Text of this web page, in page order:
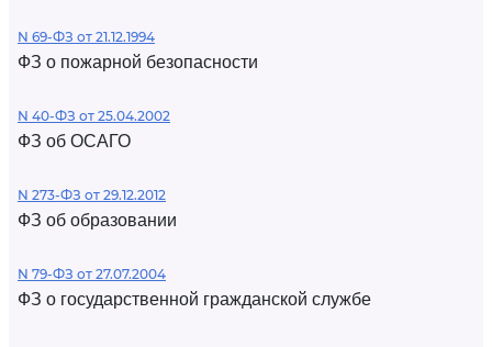
N 69-ФЗ от 21.12.1994
ФЗ о пожарной безопасности
N 40-ФЗ от 25.04.2002
ФЗ об ОСАГО
N 273-ФЗ от 29.12.2012
ФЗ об образовании
N 79-ФЗ от 27.07.2004
ФЗ о государственной гражданской службе